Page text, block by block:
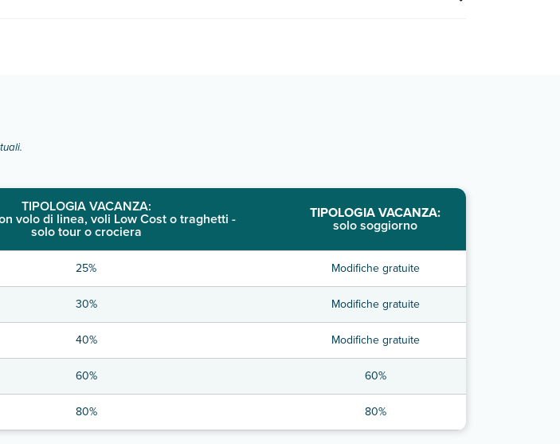
TIPOLOGIA VACANZA:
volo di linea, voli Low Cost o traghetti -
solo tour o crociera
TIPOLOGIA VACANZA:
solo soggiorno
25% Modifiche gratuite
30% Modifiche gratuite
40% Modifiche gratuite
60% 60%
80% 80%